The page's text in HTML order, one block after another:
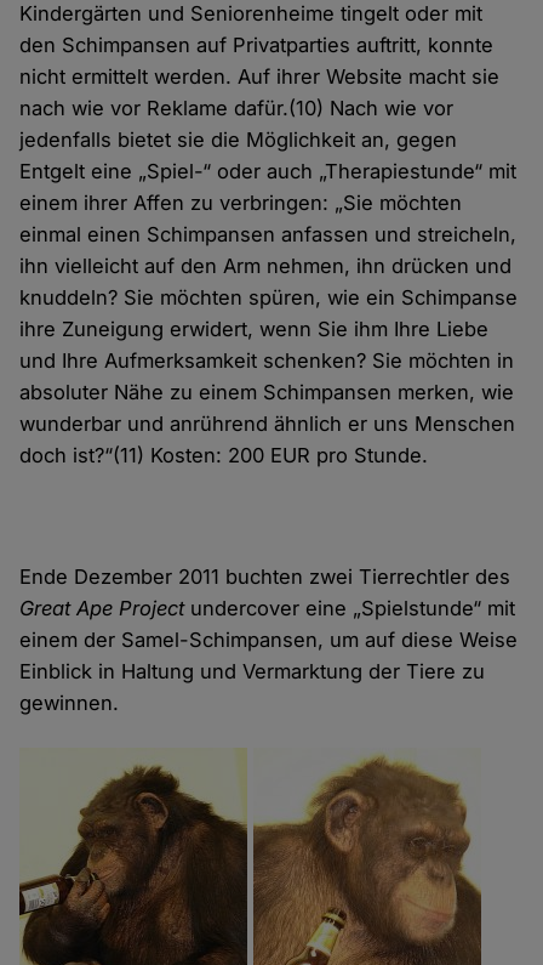
Kindergärten und Seniorenheime tingelt oder mit
den Schimpansen auf Privatparties auftritt, konnte
nicht ermittelt werden. Auf ihrer Website macht sie
nach wie vor Reklame dafür.(10) Nach wie vor
jedenfalls bietet sie die Möglichkeit an, gegen
Entgelt eine „Spiel-“ oder auch „Therapiestunde“ mit
einem ihrer Affen zu verbringen: „Sie möchten
einmal einen Schimpansen anfassen und streicheln,
ihn vielleicht auf den Arm nehmen, ihn drücken und
knuddeln? Sie möchten spüren, wie ein Schimpanse
ihre Zuneigung erwidert, wenn Sie ihm Ihre Liebe
und Ihre Aufmerksamkeit schenken? Sie möchten in
absoluter Nähe zu einem Schimpansen merken, wie
wunderbar und anrührend ähnlich er uns Menschen
doch ist?“(11) Kosten: 200 EUR pro Stunde.
Ende Dezember 2011 buchten zwei Tierrechtler des
Great Ape Projectundercover eine „Spielstunde“ mit
einem der Samel-Schimpansen, um auf diese Weise
Einblick in Haltung und Vermarktung der Tiere zu
gewinnen.